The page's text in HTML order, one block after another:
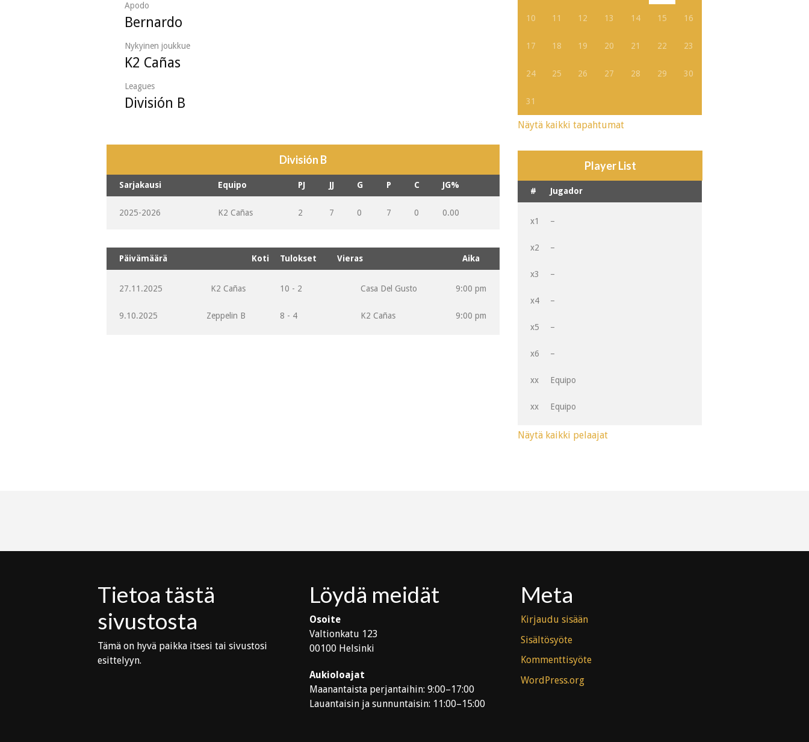
Apodo
Bernardo
Nykyinen joukkue
K2 Cañas
Leagues
División B
División B
Sarjakausi Equipo PJ JJ G P C JG%
2025-2026 K2 Cañas 2 7 0 7 0 0.00
Päivämäärä Koti Tulokset Vieras Aika
27.11.2025 K2 Cañas 10 - 2 Casa Del Gusto 9:00 pm
9.10.2025 Zeppelin B 8 - 4 K2 Cañas 9:00 pm
10 11 12 13 14 15 16
17 18 19 20 21 22 23
24 25 26 27 28 29 30
31
Näytä kaikki tapahtumat
Player List
# Jugador
x1 –
x2 –
x3 –
x4 –
x5 –
x6 –
xx Equipo
xx Equipo
Näytä kaikki pelaajat
Tietoa tästä
sivustosta
Tämä on hyvä paikka itsesi tai sivustosi
esittelyyn.
Löydä meidät
Osoite
Valtionkatu 123
00100 Helsinki
Aukioloajat
Maanantaista perjantaihin: 9:00–17:00
Lauantaisin ja sunnuntaisin: 11:00–15:00
Meta
Kirjaudu sisään
Sisältösyöte
Kommenttisyöte
WordPress.org